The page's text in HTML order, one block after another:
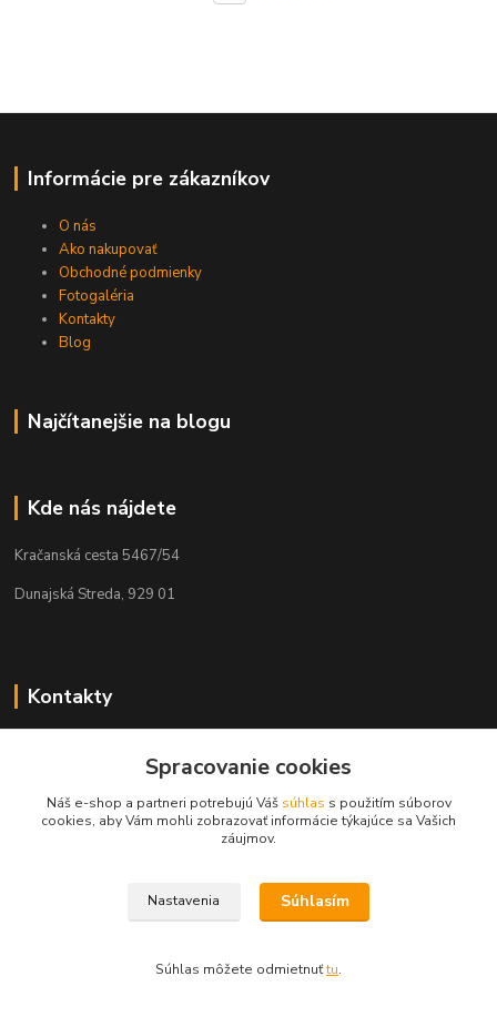
Informácie pre zákazníkov
O nás
Ako nakupovať
Obchodné podmienky
Fotogaléria
Kontakty
Blog
Najčítanejšie na blogu
Kde nás nájdete
Kračanská cesta 5467/54
Dunajská Streda, 929 01
Kontakty
+421 908 775 701
info@kantorstav.sk
Spracovanie cookies
Náš e-shop a partneri potrebujú Váš súhlas s použitím súborov
cookies, aby Vám mohli zobrazovať informácie týkajúce sa Vašich
záujmov.
Nastavenia Súhlasím
Súhlas môžete odmietnuťtu.